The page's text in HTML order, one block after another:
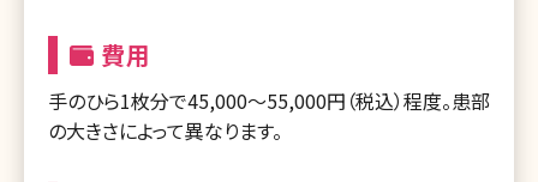
費用
手のひら1枚分で45,000～55,000円（税込）程度。患部
の大きさによって異なります。